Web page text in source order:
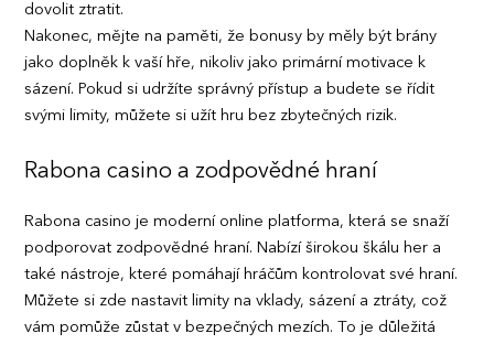
dovolit ztratit.
Nakonec, mějte na paměti, že bonusy by měly být brány
jako doplněk k vaší hře, nikoliv jako primární motivace k
sázení. Pokud si udržíte správný přístup a budete se řídit
svými limity, můžete si užít hru bez zbytečných rizik.
Rabona casino a zodpovědné hraní
Rabona casino je moderní online platforma, která se snaží
podporovat zodpovědné hraní. Nabízí širokou škálu her a
také nástroje, které pomáhají hráčům kontrolovat své hraní.
Můžete si zde nastavit limity na vklady, sázení a ztráty, což
vám pomůže zůstat v bezpečných mezích. To je důležitá